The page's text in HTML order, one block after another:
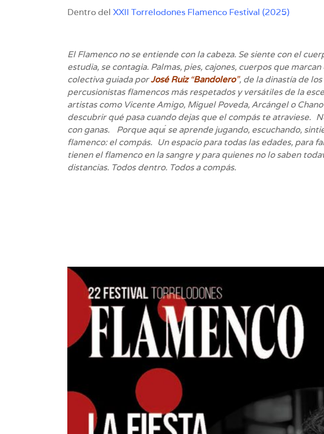
Dentro delXXII Torrelodones Flamenco Festival (2025)
El Flamenco no se entiende con la cabeza. Se siente con el
estudia, se contagia. Palmas, pies, cajones, cuerpos que
colectiva guiada porJosé Ruiz“Bandolero”, de la dinastía de
percusionistas flamencos más respetados y versátiles de la
artistas como Vicente Amigo, Miguel Poveda, Arcángel o
descubrir qué pasa cuando dejas que el compás te atraviese.
con ganas.
Porque aquı́ se aprende jugando, escuchando,
flamenco: el compás. Un espacio para todas las edades, para
tienen el flamenco en la sangre y para quienes no lo saben
distancias. Todos dentro. Todos a compás.